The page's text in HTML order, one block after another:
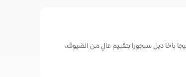
باخا ديل سيجورا بتقييم عالٍ من الضيوف،